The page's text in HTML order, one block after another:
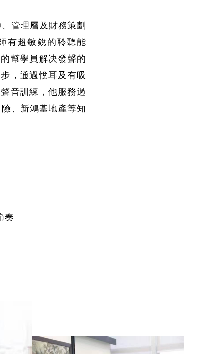
管理層及財務策劃
有超敏銳的聆聽能
幫學員解决發聲的
，通過悅耳及有吸
音訓練，他服務過
、新鴻基地產等知
奏